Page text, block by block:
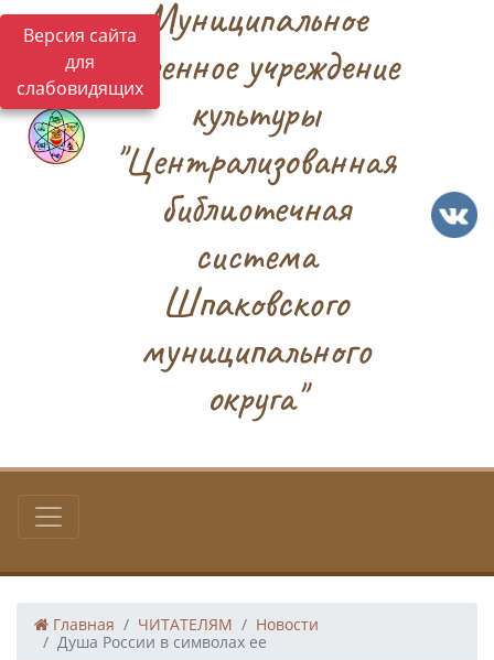
Версия сайта
для
слабовидящих
Муниципальное
казенное учреждение
культуры
"Централизованная
библиотечная
система
Шпаковского
муниципального
округа"
Главная ЧИТАТЕЛЯМ
Новости
Душа России в символах ее